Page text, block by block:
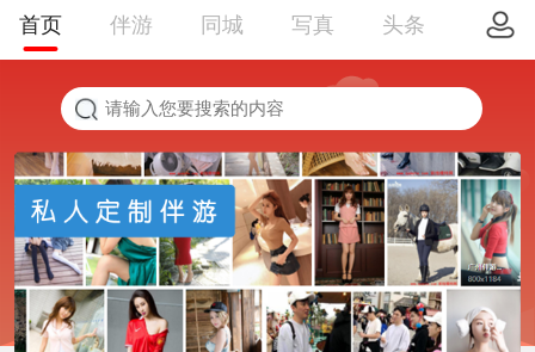
首页 伴游 同城 写真 头条